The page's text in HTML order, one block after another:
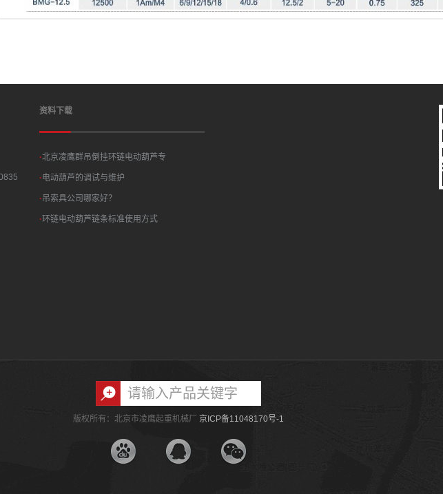
资料下载
·北京凌鹰群吊倒挂环链电动葫芦专
·电动葫芦的调试与维护
·吊索具公司哪家好？
·环链电动葫芦链条标准使用方式
版权所有：北京市凌鹰起重机械厂 京ICP备11048170号-1